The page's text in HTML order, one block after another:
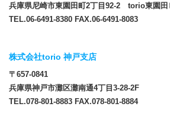
兵庫県尼崎市東園田町2丁目92-2 torio東園田
TEL.06-6491-8380 FAX.06-6491-8083
株式会社torio 神戸支店
〒657-0841
兵庫県神戸市灘区灘南通4丁目3-28-2F
TEL.078-801-8883 FAX.078-801-8884